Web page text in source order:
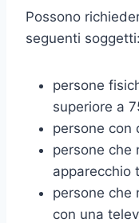
Possono
seguenti soggetti:
persone
superiore a
persone con
persone che
apparecchio
persone che
con una